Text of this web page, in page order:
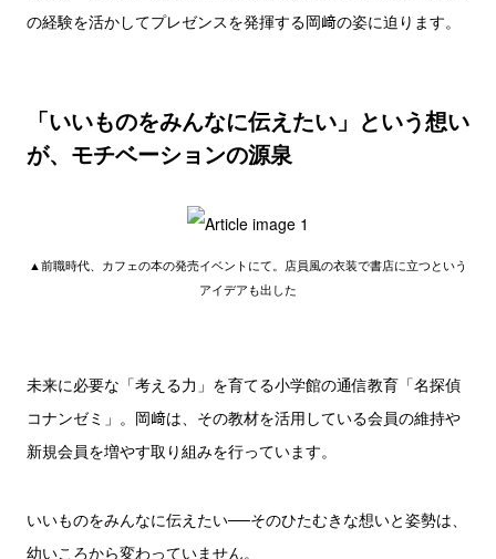
の経験を活かしてプレゼンスを発揮する岡﨑の姿に迫ります。
「いいものをみんなに伝えたい」という想い
が、モチベーションの源泉
▲前職時代、カフェの本の発売イベントにて。店員風の衣装で書店に立つという
アイデアも出した
未来に必要な「考える力」を育てる小学館の通信教育「名探偵
コナンゼミ」。岡﨑は、その教材を活用している会員の維持や
新規会員を増やす取り組みを行っています。
いいものをみんなに伝えたい──そのひたむきな想いと姿勢は、
幼いころから変わっていません。